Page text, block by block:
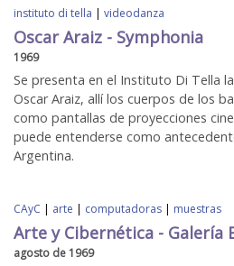
instituto di tella | videodanza
Oscar Araiz - Symphonia
1969
Se presenta en el Instituto Di Tella
Oscar Araiz, allí los cuerpos de los
como pantallas de proyecciones
puede entenderse como
Argentina.
CAyC | arte | computadoras | muestras
Arte y Cibernética - Galería
agosto de 1969